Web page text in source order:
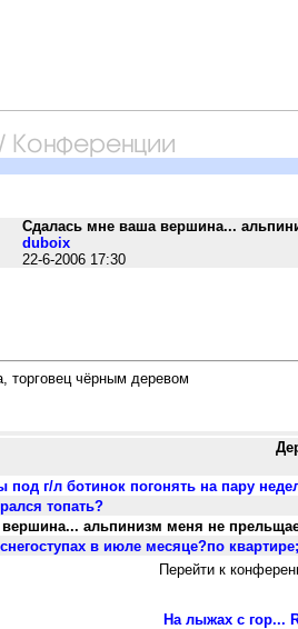
Сдалась мне ваша вершина...
duboix
22-6-2006 17:30
торговец чёрным деревом
под г/л ботинок погонять на пару
топать?
альпинизм меня не
в июле месяце?по
Перейти к
На лыжах с гор...